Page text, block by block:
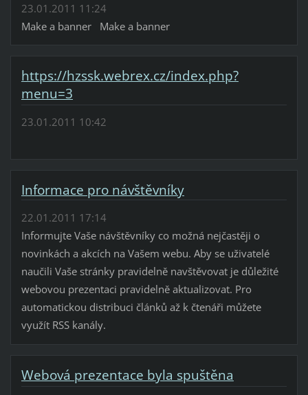
23.01.2011 11:24
Make a banner Make a banner
https://hzssk.webrex.cz/index.php?
menu=3
23.01.2011 10:42
Informace pro návštěvníky
22.01.2011 17:14
Informujte Vaše návštěvníky co možná nejčastěji o
novinkách a akcích na Vašem webu. Aby se uživatelé
naučili Vaše stránky pravidelně navštěvovat je důležité
webovou prezentaci pravidelně aktualizovat. Pro
automatickou distribuci článků až k čtenáři můžete
využít RSS kanály.
Webová prezentace byla spuštěna